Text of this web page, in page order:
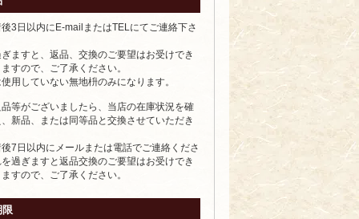
3日以内にE-mailまたはTELにてご連絡下さ
ますと、返品、交換のご要望はお受けでき
すので、ご了承ください。
用していない無地枡のみになります。
等がございましたら、当店の在庫状況を確
新品、または同等品と交換させていただき
7日以内にメールまたは電話でご連絡くださ
過ぎますと返品交換のご要望はお受けでき
すので、ご了承ください。
限